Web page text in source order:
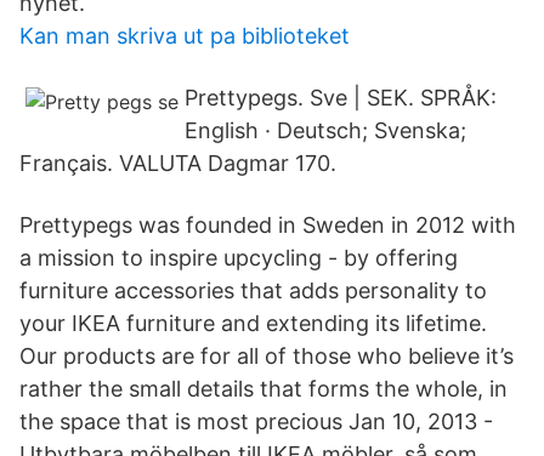
Kan man skriva ut pa biblioteket
Prettypegs. Sve | SEK. SPRÅK:
English · Deutsch; Svenska;
Français. VALUTA Dagmar 170.
Prettypegs was founded in Sweden in 2012 with
a mission to inspire upcycling - by offering
furniture accessories that adds personality to
your IKEA furniture and extending its lifetime.
Our products are for all of those who believe it’s
rather the small details that forms the whole, in
the space that is most precious Jan 10, 2013 -